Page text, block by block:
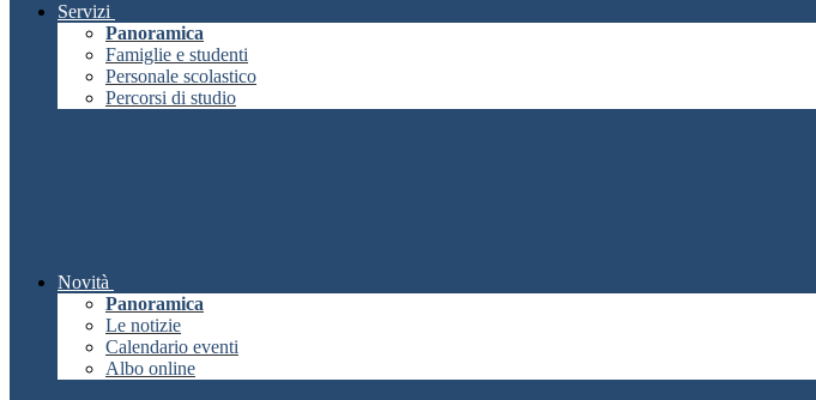
Servizi
Panoramica
Famiglie e studenti
Personale scolastico
Percorsi di studio
Novità
Panoramica
Le notizie
Calendario eventi
Albo online